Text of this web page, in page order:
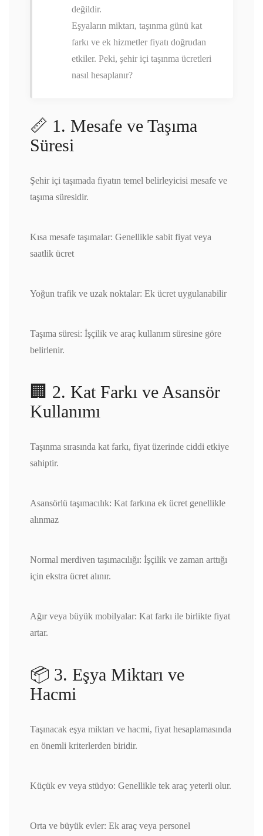
değildir.
Eşyaların miktarı, taşınma günü kat
farkı ve ek hizmetler fiyatı doğrudan
etkiler. Peki, şehir içi taşınma ücretleri
nasıl hesaplanır?
📏 1. Mesafe ve Taşıma
Süresi
Şehir içi taşımada fiyatın temel belirleyicisi mesafe ve
taşıma süresidir.
Kısa mesafe taşımalar: Genellikle sabit fiyat veya
saatlik ücret
Yoğun trafik ve uzak noktalar: Ek ücret uygulanabilir
Taşıma süresi: İşçilik ve araç kullanım süresine göre
belirlenir.
🏢 2. Kat Farkı ve Asansör
Kullanımı
Taşınma sırasında kat farkı, fiyat üzerinde ciddi etkiye
sahiptir.
Asansörlü taşımacılık: Kat farkına ek ücret genellikle
alınmaz
Normal merdiven taşımacılığı: İşçilik ve zaman arttığı
için ekstra ücret alınır.
Ağır veya büyük mobilyalar: Kat farkı ile birlikte fiyat
artar.
📦 3. Eşya Miktarı ve
Hacmi
Taşınacak eşya miktarı ve hacmi, fiyat hesaplamasında
en önemli kriterlerden biridir.
Küçük ev veya stüdyo: Genellikle tek araç yeterli olur.
Orta ve büyük evler: Ek araç veya personel